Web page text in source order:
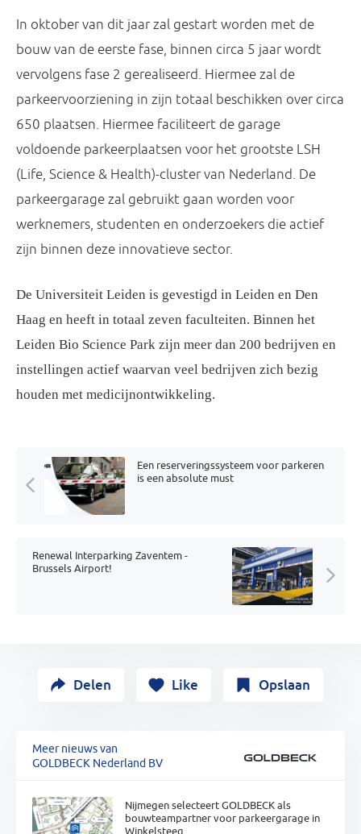
In oktober van dit jaar zal gestart worden met de
bouw van de eerste fase, binnen circa 5 jaar wordt
vervolgens fase 2 gerealiseerd. Hiermee zal de
parkeervoorziening in zijn totaal beschikken over circa
650 plaatsen. Hiermee faciliteert de garage
voldoende parkeerplaatsen voor het grootste LSH
(Life, Science & Health)-cluster van Nederland. De
parkeergarage zal gebruikt gaan worden voor
werknemers, studenten en onderzoekers die actief
zijn binnen deze innovatieve sector.
De Universiteit Leiden is gevestigd in Leiden en Den
Haag en heeft in totaal zeven faculteiten. Binnen het
Leiden Bio Science Park zijn meer dan 200 bedrijven en
instellingen actief waarvan veel bedrijven zich bezig
houden met medicijnontwikkeling.
Een reserveringssysteem voor parkeren
is een absolute must
Renewal Interparking Zaventem -
Brussels Airport!
Delen Like Opslaan
Meer nieuws van
GOLDBECK Nederland BV
Nijmegen selecteert GOLDBECK als
bouwteampartner voor parkeergarage in
Winkelsteeg